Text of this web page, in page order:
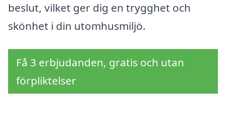
beslut, vilket ger dig en trygghet och
skönhet i din utomhusmiljö.
Få 3 erbjudanden, gratis och utan
förpliktelser